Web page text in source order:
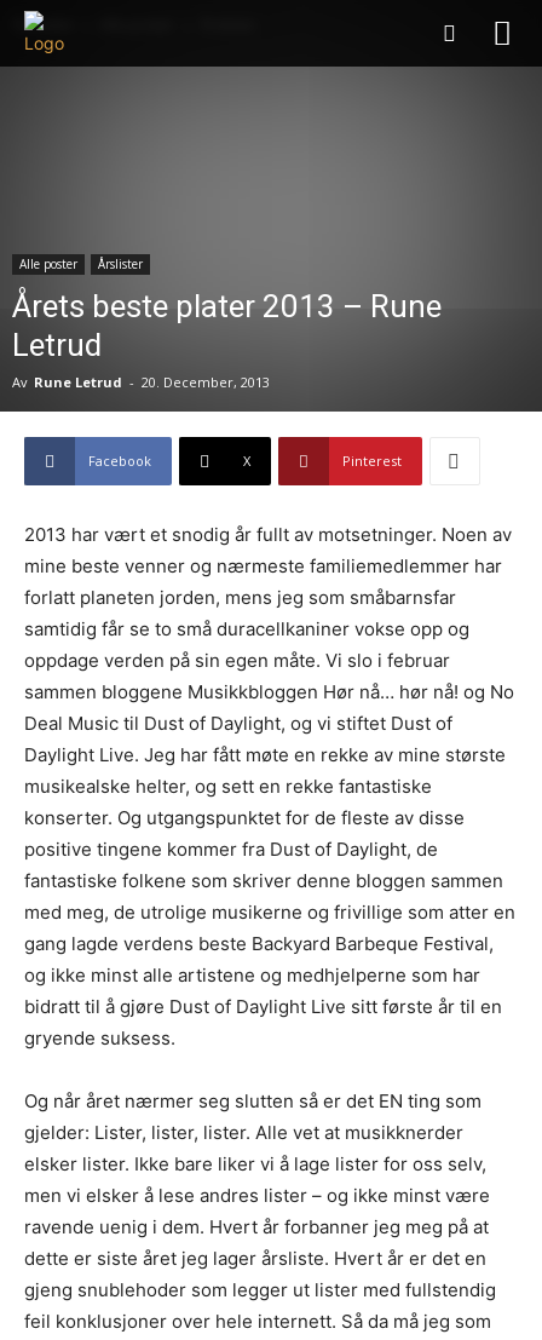
Forsiden
Alle poster Årslister
Årets beste plater 2013 – Rune
Letrud
Av Rune Letrud - 20. December, 2013
Facebook X Pinterest
2013 har vært et snodig år fullt av motsetninger. Noen av
mine beste venner og nærmeste familiemedlemmer har
forlatt planeten jorden, mens jeg som småbarnsfar
samtidig får se to små duracellkaniner vokse opp og
oppdage verden på sin egen måte. Vi slo i februar
sammen bloggene Musikkbloggen Hør nå… hør nå! og No
Deal Music til Dust of Daylight, og vi stiftet Dust of
Daylight Live. Jeg har fått møte en rekke av mine største
musikealske helter, og sett en rekke fantastiske
konserter. Og utgangspunktet for de fleste av disse
positive tingene kommer fra Dust of Daylight, de
fantastiske folkene som skriver denne bloggen sammen
med meg, de utrolige musikerne og frivillige som atter en
gang lagde verdens beste Backyard Barbeque Festival,
og ikke minst alle artistene og medhjelperne som har
bidratt til å gjøre Dust of Daylight Live sitt første år til en
gryende suksess.
Og når året nærmer seg slutten så er det EN ting som
gjelder: Lister, lister, lister. Alle vet at musikknerder
elsker lister. Ikke bare liker vi å lage lister for oss selv,
men vi elsker å lese andres lister – og ikke minst være
ravende uenig i dem. Hvert år forbanner jeg meg på at
dette er siste året jeg lager årsliste. Hvert år er det en
gjeng snublehoder som legger ut lister med fullstendig
feil konklusjoner over hele internett. Så da må jeg som